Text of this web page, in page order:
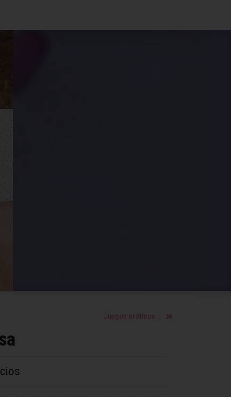
Juegos eróticos para seducir con los 5 sentidos